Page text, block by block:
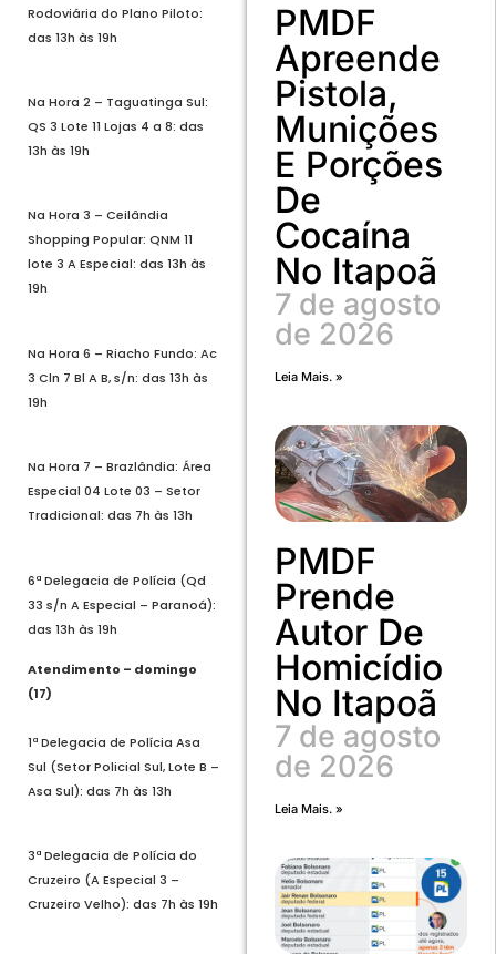
Rodoviária do Plano Piloto:
das 13h às 19h
Na Hora 2 – Taguatinga Sul:
QS 3 Lote 11 Lojas 4 a 8: das
13h às 19h
Na Hora 3 – Ceilândia
Shopping Popular: QNM 11
lote 3 A Especial: das 13h às
19h
Na Hora 6 – Riacho Fundo: Ac
3 Cln 7 Bl A B, s/n: das 13h às
19h
Na Hora 7 – Brazlândia: Área
Especial 04 Lote 03 – Setor
Tradicional: das 7h às 13h
6ª Delegacia de Polícia (Qd
33 s/n A Especial – Paranoá):
das 13h às 19h
Atendimento – domingo
(17)
1ª Delegacia de Polícia Asa
Sul (Setor Policial Sul, Lote B –
Asa Sul): das 7h às 13h
3ª Delegacia de Polícia do
Cruzeiro (A Especial 3 –
Cruzeiro Velho): das 7h às 19h
PMDF
Apreende
Pistola,
Munições
E Porções
De
Cocaína
No Itapoã
7 de agosto
de 2026
Leia Mais. »
PMDF
Prende
Autor De
Homicídio
No Itapoã
7 de agosto
de 2026
Leia Mais. »